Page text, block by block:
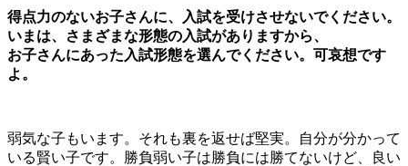
得点力のないお子さんに、入試を受けさせないでください。
いまは、さまざまな形態の入試がありますから、
お子さんにあった入試形態を選んでください。可哀想です
よ。
弱気な子もいます。それも裏を返せば堅実。自分が分かって
いる賢い子です。勝負弱い子は勝負には勝てないけど、良い